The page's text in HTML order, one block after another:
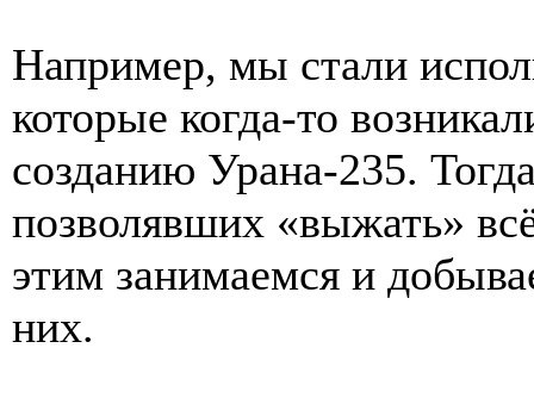
Например, мы стали
которые когда-то
созданию Урана-235.
позволявших «выжать»
этим занимаемся и
них.